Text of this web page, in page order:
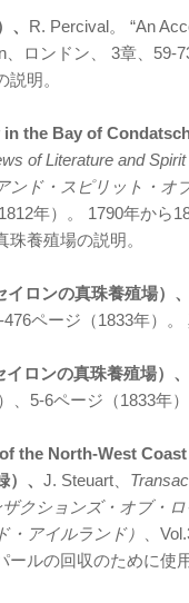
、 R. Percival。 “An
ロンドン、 3章、59-
明。
the Bay of
of Literature and
ンド・スピリット・オ
年）。 1790年から
養殖場の説明。
ロンの真珠養殖場）、
476ページ（1833年）
ロンの真珠養殖場）、
、5-6ページ（1833年
the North-West
、 J. Steuart、
クションズ・オブ・
アイルランド）
、
ルの回収のために使